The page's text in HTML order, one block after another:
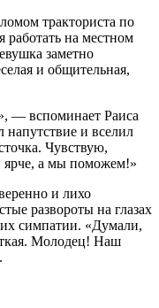
тракториста по
работать на местном
заметно
и общительная,
— вспоминает Раиса
напутствие и вселил
Чувствую,
ярче, а мы поможем!»
и лихо
развороты на глазах
симпатии. «Думали,
Молодец! Наш